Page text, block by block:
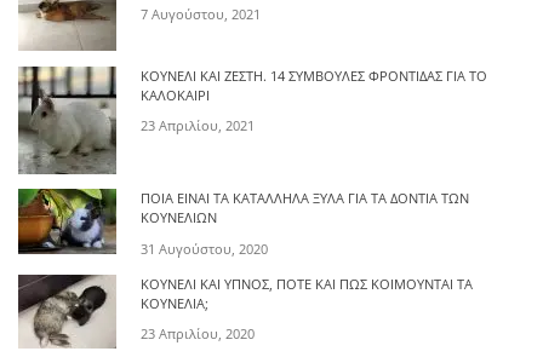
7 Αυγούστου, 2021
ΚΟΥΝΈΛΙ ΚΑΙ ΖΈΣΤΗ. 14 ΣΥΜΒΟΥΛΈΣ ΦΡΟΝΤΊΔΑΣ ΓΙΑ ΤΟ
ΚΑΛΟΚΑΊΡΙ
23 Απριλίου, 2021
ΠΟΙΑ ΕΊΝΑΙ ΤΑ ΚΑΤΆΛΛΗΛΑ ΞΎΛΑ ΓΙΑ ΤΑ ΔΌΝΤΙΑ ΤΩΝ
ΚΟΥΝΕΛΙΏΝ
31 Αυγούστου, 2020
ΚΟΥΝΈΛΙ ΚΑΙ ΎΠΝΟΣ, ΠΌΤΕ ΚΑΙ ΠΩΣ ΚΟΙΜΟΎΝΤΑΙ ΤΑ
ΚΟΥΝΈΛΙΑ;
23 Απριλίου, 2020